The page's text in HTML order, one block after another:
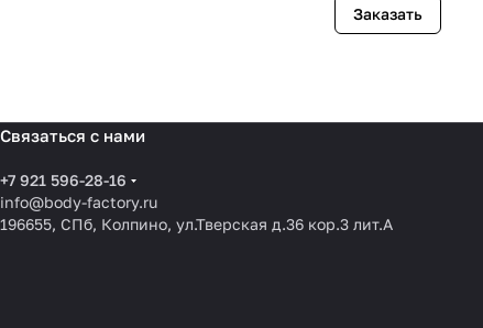
Заказать
Связаться с нами
+7 921 596-28-16
info@body-factory.ru
196655, СПб, Колпино, ул.Тверская д.36 кор.3 лит.А